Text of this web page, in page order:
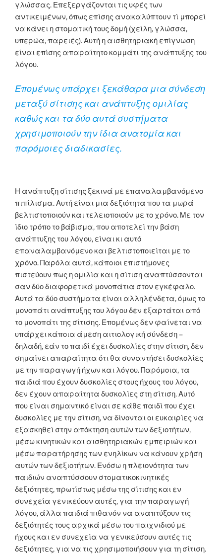
γλώσσας. Επεξεργάζονται τις υφές των
αντικειμένων, όπως επίσης ανακαλύπτουν τί μπορεί
να κάνει η στοματική τους δομή (χείλη, γλώσσα,
υπερώα, παρειές). Αυτή η αισθητηριακή επίγνωση
είναι επίσης απαραίτητο κομμάτι της ανάπτυξης του
λόγου.
Επομένως υπάρχει ξεκάθαρα μια σύνδεση
μεταξύ σίτισης και ανάπτυξης ομιλίας
καθώς και τα δύο αυτά συστήματα
χρησιμοποιούν την ίδια ανατομία και
παρόμοιες διαδικασίες.
Η ανάπτυξη σίτισης ξεκινά με επαναλαμβανόμενο
πιπίλισμα. Αυτή είναι μια δεξιότητα που τα μωρά
βελτιστοποιούν και τελειοποιούν με το χρόνο. Με τον
ίδιο τρόπο το βάβισμα, που αποτελεί την βάση
ανάπτυξης του λόγου, είναι κι αυτό
επαναλαμβανόμενο και βελτιστοποιείται με το
χρόνο. Παρόλα αυτά, κάποιοι επιστήμονες
πιστεύουν πως η ομιλία και η σίτιση αναπτύσσονται
σαν δύο διαφορετικά μονοπάτια στον εγκέφαλο.
Αυτά τα δύο συστήματα είναι αλληλένδετα, όμως το
μονοπάτι ανάπτυξης του λόγου δεν εξαρτάται από
το μονοπάτι της σίτισης. Επομένως δεν φαίνεται να
υπάρχει κάποια άμεση αιτιολογική σύνδεση –
δηλαδή, εάν το παιδί έχει δυσκολίες στην σίτιση, δεν
σημαίνει απαραίτητα ότι θα συναντήσει δυσκολίες
με την παραγωγή ήχων και λόγου. Παρόμοια, τα
παιδιά που έχουν δυσκολίες στους ήχους του λόγου,
δεν έχουν απαραίτητα δυσκολίες στη σίτιση. Αυτό
που είναι σημαντικό είναι σε κάθε παιδί που έχει
δυσκολίες με την σίτιση, να δίνονται οι ευκαιρίες να
εξασκηθεί στην απόκτηση αυτών των δεξιοτήτων,
μέσω κινητικών και αισθητηριακών εμπειριών και
μέσω παρατήρησης των ενηλίκων να κάνουν χρήση
αυτών των δεξιοτήτων. Ενόσω η πλειονότητα των
παιδιών αναπτύσσουν στοματικοκινητικές
δεξιότητες, πρωτίστως μέσω της σίτισης και εν
συνεχεία γενικεύουν αυτές, για την παραγωγή
λόγου, άλλα παιδιά πιθανόν να αναπτύξουν τις
δεξιότητές τους αρχικά μέσω του παιχνιδιού με
ήχους και εν συνεχεία να γενικεύσουν αυτές τις
δεξιότητες, για να τις χρησιμοποιήσουν για τη σίτιση.